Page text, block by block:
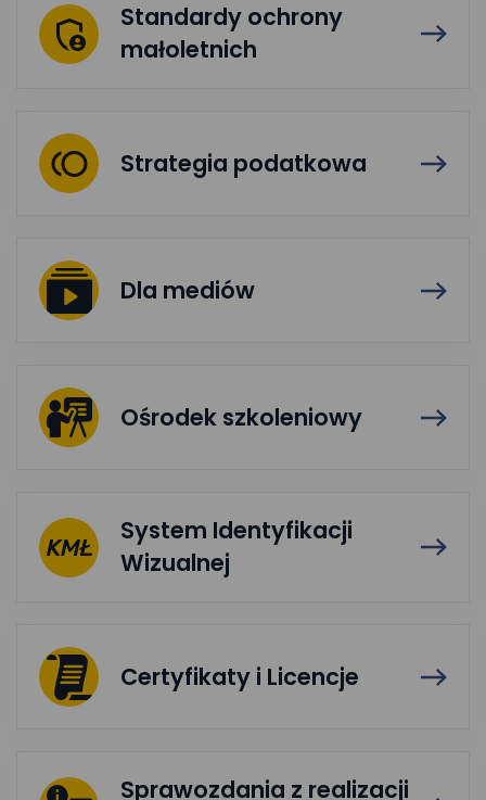
Standardy ochrony
małoletnich
Strategia podatkowa
Dla mediów
Ośrodek szkoleniowy
System Identyfikacji
Wizualnej
Certyfikaty i Licencje
Sprawozdania z realizacji